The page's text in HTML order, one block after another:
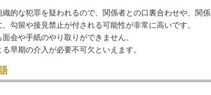
的な犯罪を疑われるので、関係者との口裏合わせや、関係
勾留や接見禁止が付される可能性が非常に高いです。
会や手紙のやり取りができません。
る早期の介入が必要不可欠といえます。